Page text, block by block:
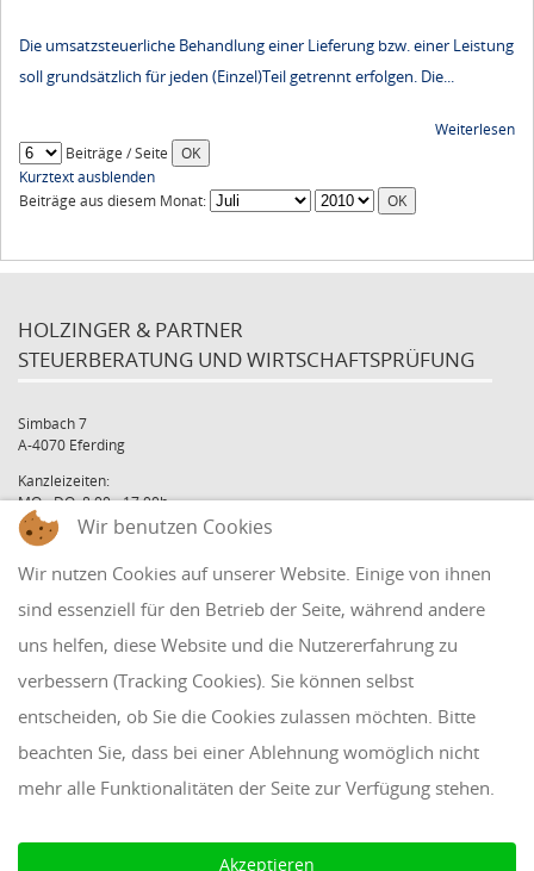
Die umsatzsteuerliche Behandlung einer Lieferung bzw. einer Leistung
soll grundsätzlich für jeden (Einzel)Teil getrennt erfolgen. Die...
Weiterlesen
Beiträge / Seite
Kurztext ausblenden
Beiträge aus diesem Monat:
HOLZINGER & PARTNER
STEUERBERATUNG UND WIRTSCHAFTSPRÜFUNG
Simbach 7
A-4070 Eferding
Kanzleizeiten:
MO - DO: 8:00 - 17:00h
FR: 8:00 - 12:00h
Tel: +43 7272 39 79 - 0
Fax: +43 7272 39 79 - 9
QUICKLINKS
Klientenbereich
Disclaimer
AAB 2018
Wir benutzen Cookies
Wir nutzen Cookies auf unserer Website. Einige von ihnen
sind essenziell für den Betrieb der Seite, während andere
uns helfen, diese Website und die Nutzererfahrung zu
verbessern (Tracking Cookies). Sie können selbst
entscheiden, ob Sie die Cookies zulassen möchten. Bitte
beachten Sie, dass bei einer Ablehnung womöglich nicht
mehr alle Funktionalitäten der Seite zur Verfügung stehen.
Akzeptieren